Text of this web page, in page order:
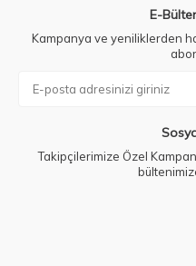
E-
Kampanya ve yeniliklerden
Takipçilerimize Özel